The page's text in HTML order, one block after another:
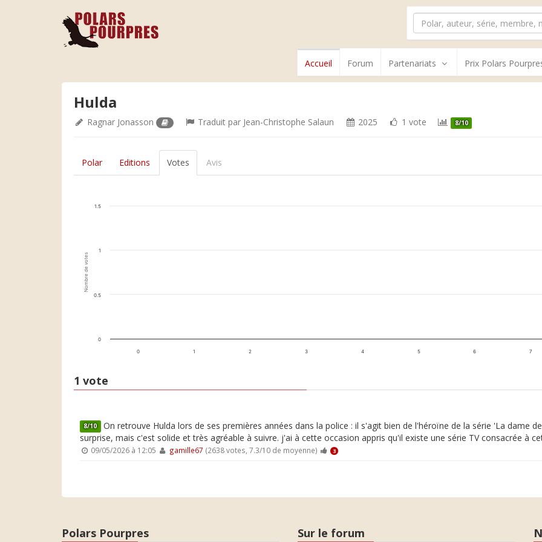
Accueil Forum Partenariats Prix Polars
Hulda
Ragnar Jonasson Traduit par Jean-Christophe Salaun 2025 1 vote 8/10
Polar Editions Votes Avis
Nombre de votes
0 1 2 3 4 5 6 7
0
0.5
1
1.5
1 vote
8/10 On retrouve Hulda lors de ses premières années dans la police : il s'agit bien de l'héroïne de la série 'La dame
surprise, mais c'est solide et très agréable à suivre. j'ai à cette occasion appris qu'il existe une série TV consacrée à
09/05/2026 à 12:05 gamille67 (2638 votes, 7.3/10 de moyenne) 3
Polars Pourpres Sur le forum